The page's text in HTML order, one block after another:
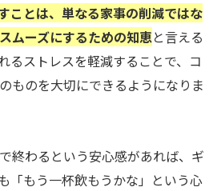
ことは、単なる家事の削減ではな
ムーズにするための知恵と言える
るストレスを軽減することで、コ
ものを大切にできるようになりま
終わるという安心感があれば、ギ
「もう一杯飲もうかな」という心